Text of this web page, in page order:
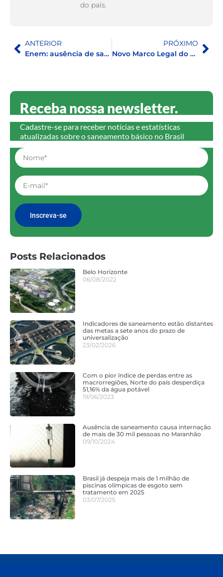
do país.
ANTERIOR
Enem: ausência de saneamento influência na nota média dos estudantes que realizam a prova
PRÓXIMO
Novo Marco Legal do Saneamento: o papel dos municípios para alcançar as metas estabelecidas
Receba nossa newsletter.
Cadastre-se para receber notícias e estatísticas
atualizadas sobre o saneamento básico no Brasil
Inscreva-se
Posts Relacionados
Belo Horizonte
06/08/2022
Indicadores de saneamento estão distantes
das metas a sete anos do prazo de
universalização
23/02/2026
Com o pior índice de perdas entre as
macrorregiões, Norte do país desperdiça
51,16% da água potável
19/06/2023
Ausência de saneamento causa internação
de mais de 30 mil pessoas no Maranhão
09/10/2024
Brasil já despeja mais de 1 milhão de
piscinas olímpicas de esgoto sem
tratamento em 2025
03/07/2025